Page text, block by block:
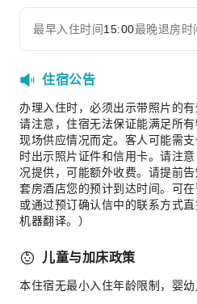
高尔夫球场
迷你高尔夫
网球场
交通服务
租车服务
清洁服务
干洗服务
熨衣服务
洗衣服务
公用区wifi
自动售货机
展开全部
最早入住时间15:00最晚退房时
住宿公告
办理入住时，必须出示带照片的有
请注意，住宿无法保证能满足所
现场供应情况而定。客人可能需
时出示照片证件和信用卡。请注
况提供，可能额外收费。请提前
套房酒店您的预计到达时间。可在
或通过预订确认信中的联系方式
机器翻译。）
儿童与加床政策
本住宿无最小入住年龄限制，婴幼